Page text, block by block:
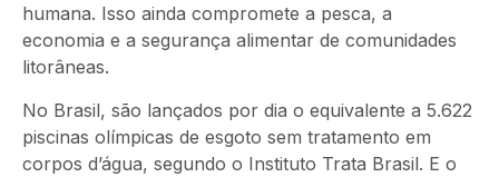
humana. Isso ainda compromete a pesca, a
economia e a segurança alimentar de comunidades
litorâneas.
No Brasil, são lançados por dia o equivalente a 5.622
piscinas olímpicas de esgoto sem tratamento em
corpos d’água, segundo o Instituto Trata Brasil. E o